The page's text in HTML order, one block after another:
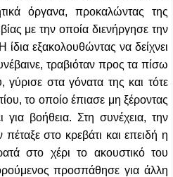
όργανα, προκαλώντας της
με την οποία διενήργησε την
εξακολουθώντας να δείχνει
τραβιόταν προς τα πίσω
στα γόνατα της και τότε
το οποίο έπιασε μη ξέροντας
βοήθεια. Στη συνέχεια, την
στο κρεβάτι και επειδή η
στο χέρι το ακουστικό του
προσπάθησε για άλλη